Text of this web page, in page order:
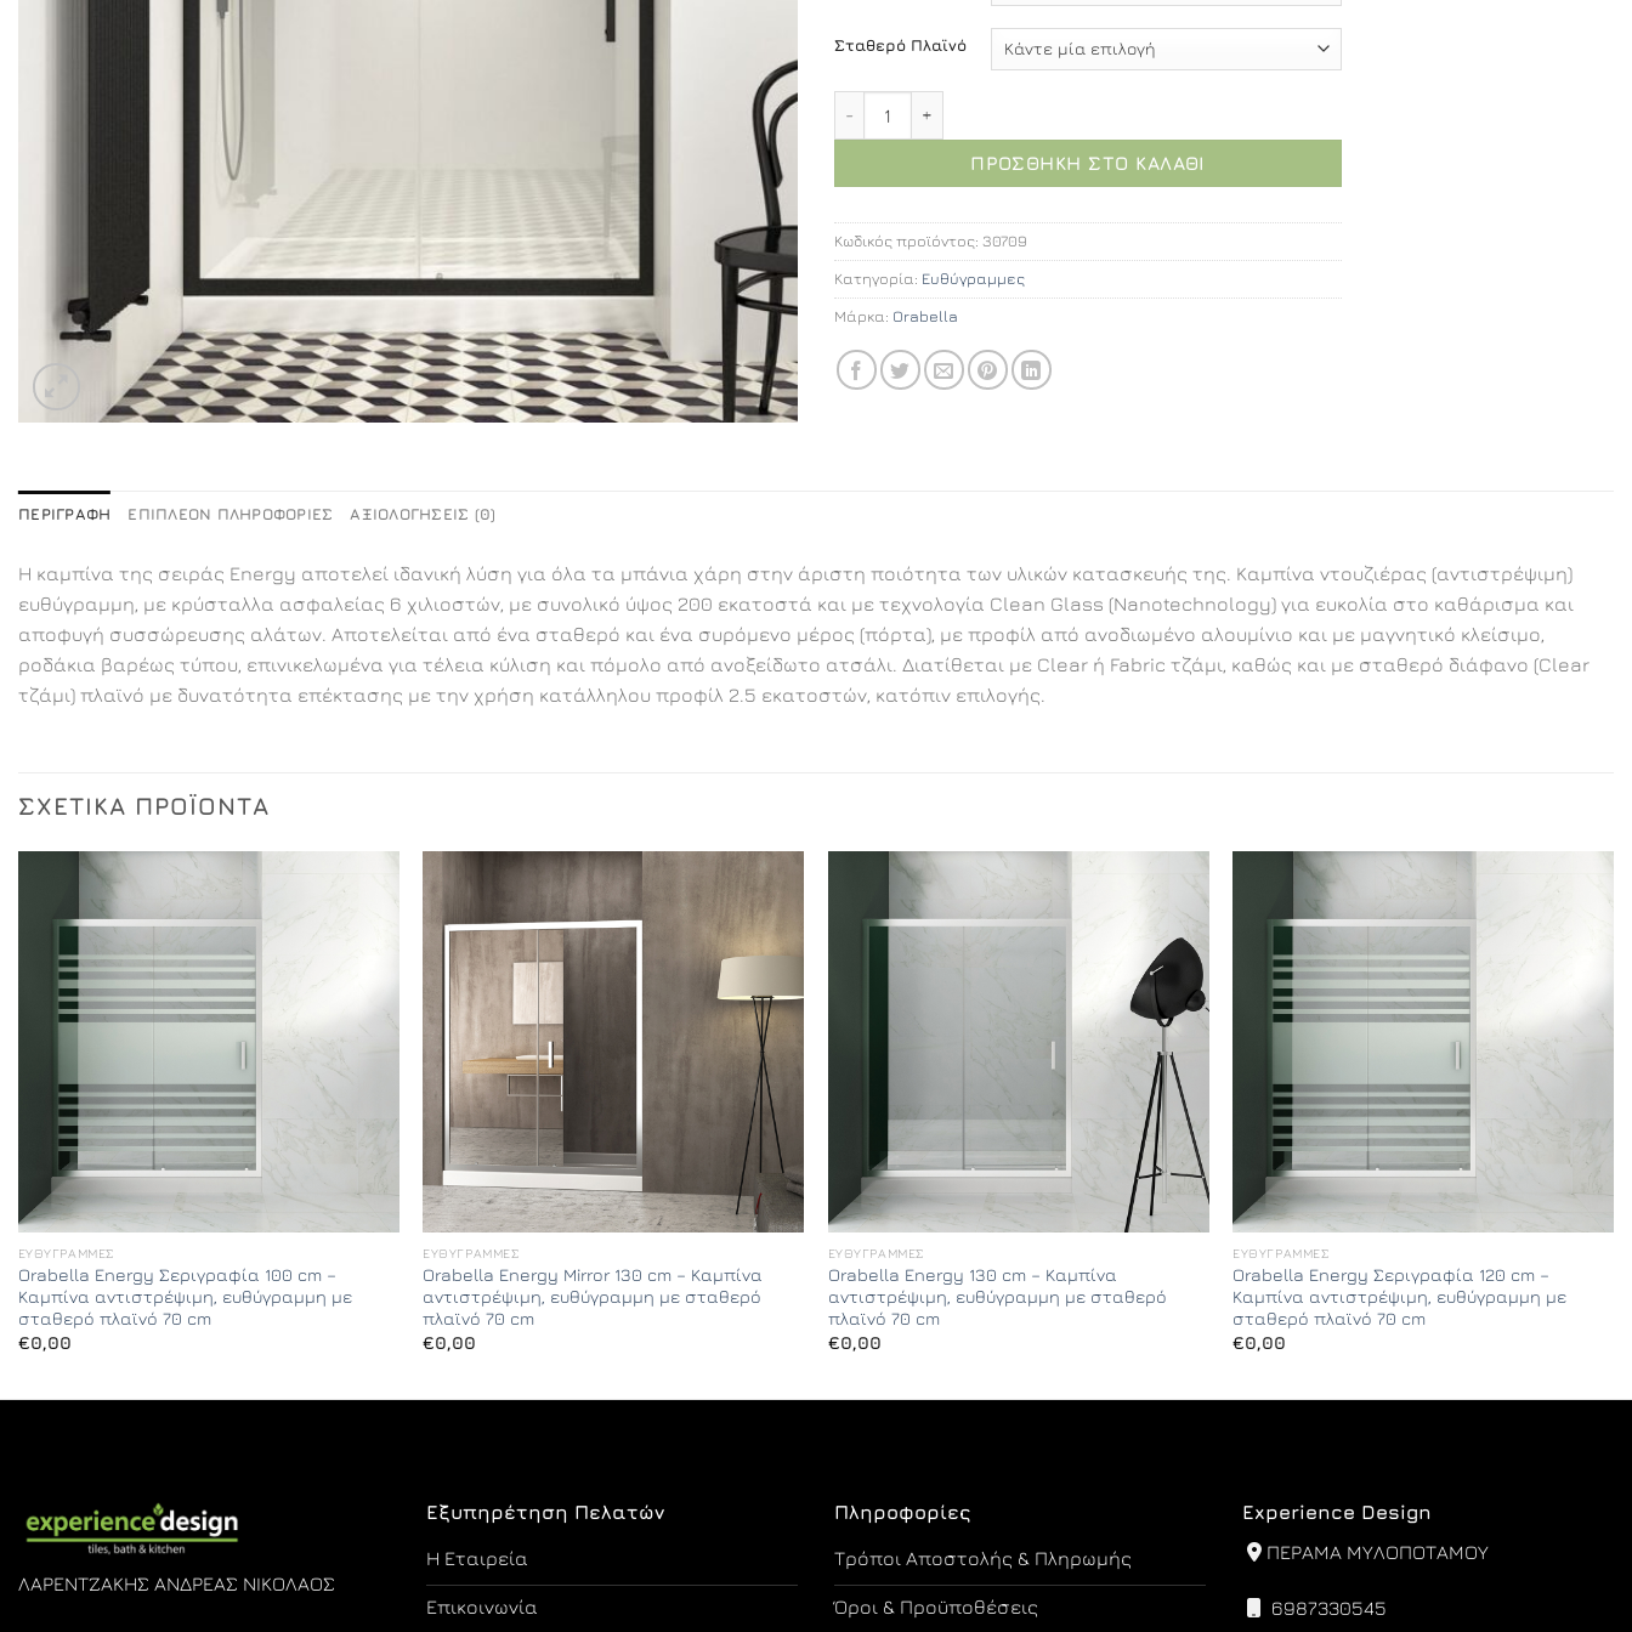
Σταθερό Πλαϊνό
ΠΡΟΣΘΉΚΗ ΣΤΟ ΚΑΛΆΘΙ
Κωδικός προϊόντος: 30709
Κατηγορία: Ευθύγραμμες
Μάρκα: Orabella
ΠΕΡΙΓΡΑΦΉ ΕΠΙΠΛΈΟΝ ΠΛΗΡΟΦΟΡΊΕΣ ΑΞΙΟΛΟΓΉΣΕΙΣ (0)
Η καμπίνα της σειράς Energy αποτελεί ιδανική λύση για όλα τα μπάνια χάρη στην άριστη ποιότητα των υλικών κατασκευής της. Καμπίνα ντουζιέρας (αντιστρέψιμη)
ευθύγραμμη, με κρύσταλλα ασφαλείας 6 χιλιοστών, με συνολικό ύψος 200 εκατοστά και με τεχνολογία Clean Glass (Nanotechnology) για ευκολία στο καθάρισμα και
αποφυγή συσσώρευσης αλάτων. Αποτελείται από ένα σταθερό και ένα συρόμενο μέρος (πόρτα), με προφίλ από ανοδιωμένο αλουμίνιο και με μαγνητικό κλείσιμο,
ροδάκια βαρέως τύπου, επινικελωμένα για τέλεια κύλιση και πόμολο από ανοξείδωτο ατσάλι. Διατίθεται με Clear ή Fabric τζάμι, καθώς και με σταθερό διάφανο (Clear
τζάμι) πλαϊνό με δυνατότητα επέκτασης με την χρήση κατάλληλου προφίλ 2.5 εκατοστών, κατόπιν επιλογής.
ΣΧΕΤΙΚΆ ΠΡΟΪΌΝΤΑ
ΕΥΘΎΓΡΑΜΜΕΣ
Orabella Energy Σεριγραφία 100 cm –
Καμπίνα αντιστρέψιμη, ευθύγραμμη με
σταθερό πλαϊνό 70 cm
€0,00
ΕΥΘΎΓΡΑΜΜΕΣ
Orabella Energy Mirror 130 cm – Καμπίνα
αντιστρέψιμη, ευθύγραμμη με σταθερό
πλαϊνό 70 cm
€0,00
ΕΥΘΎΓΡΑΜΜΕΣ
Orabella Energy 130 cm – Καμπίνα
αντιστρέψιμη, ευθύγραμμη με σταθερό
πλαϊνό 70 cm
€0,00
ΕΥΘΎΓΡΑΜΜΕΣ
Orabella Energy Σεριγραφία 120 cm –
Καμπίνα αντιστρέψιμη, ευθύγραμμη με
σταθερό πλαϊνό 70 cm
€0,00
ΛΑΡΕΝΤΖΑΚΗΣ ΑΝΔΡΕΑΣ ΝΙΚΟΛΑΟΣ
Εξυπηρέτηση Πελατών
Η Εταιρεία
Επικοινωνία
Πληροφορίες
Τρόποι Αποστολής & Πληρωμής
Όροι & Προϋποθέσεις
Experience Design
ΠΕΡΑΜΑ ΜΥΛΟΠΟΤΑΜΟΥ
6987330545